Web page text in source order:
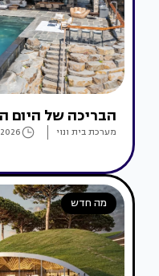
הבריכה של היום
מערכת בית ונוי
מה חדש